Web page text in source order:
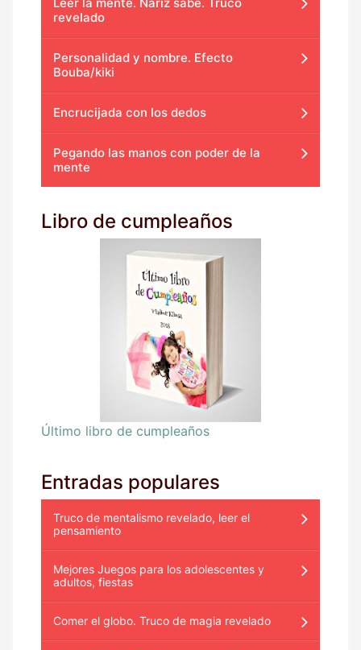
revelado
Personalidad y nombre. Efecto
Bouba/kiki
Encrucijada con los dedos
Pegando las manos con poder de la
mente
Libro de cumpleaños
Último libro de cumpleaños
Entradas populares
Truco de mentalismo revelado, leer el
pensamiento
Mejores Juegos para los adolescentes y
adultos, fiestas
Comer el globo. Truco de magia revelado